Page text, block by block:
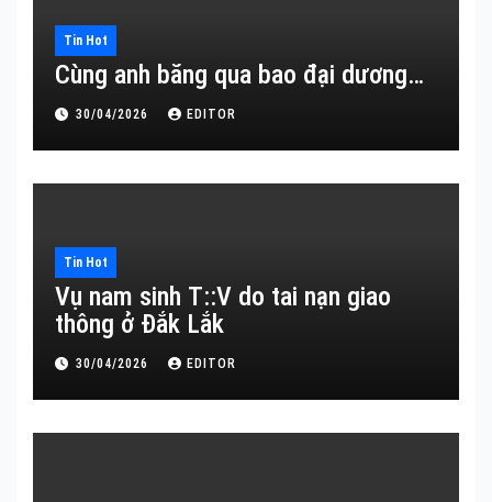
Tin Hot
Cùng anh băng qua bao đại dương…
30/04/2026 EDITOR
Tin Hot
Vụ nam sinh T::V do tai nạn giao
thông ở Đắk Lắk
30/04/2026 EDITOR